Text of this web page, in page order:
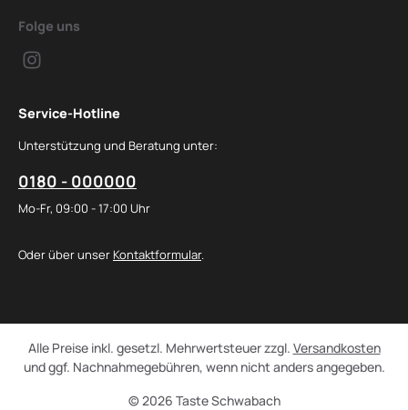
Folge uns
Service-Hotline
Unterstützung und Beratung unter:
0180 - 000000
Mo-Fr, 09:00 - 17:00 Uhr
Oder über unser Kontaktformular.
© 2026 Taste Schwabach
Alle Preise inkl. gesetzl. Mehrwertsteuer zzgl. Versandkosten
und ggf. Nachnahmegebühren, wenn nicht anders angegeben.